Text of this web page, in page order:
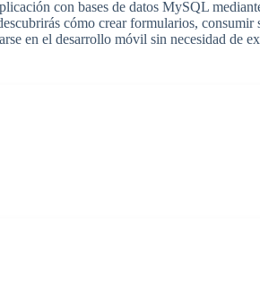
con bases de datos MySQL
cómo crear formularios,
en el desarrollo móvil sin necesidad de